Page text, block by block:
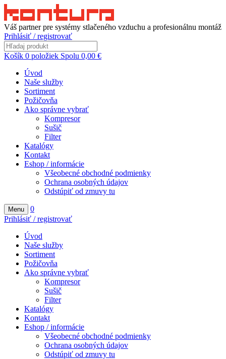
Váš partner pre systémy stlačeného vzduchu a profesionálnu montáž
Prihlásiť / registrovať
Košík 0 položiek Spolu 0,00 €
Úvod
Naše služby
Sortiment
Požičovňa
Ako správne vybrať
Kompresor
Sušič
Filter
Katalógy
Kontakt
Eshop / informácie
Všeobecné obchodné podmienky
Ochrana osobných údajov
Odstúpiť od zmuvy tu
Menu
0
Prihlásiť / registrovať
Úvod
Naše služby
Sortiment
Požičovňa
Ako správne vybrať
Kompresor
Sušič
Filter
Katalógy
Kontakt
Eshop / informácie
Všeobecné obchodné podmienky
Ochrana osobných údajov
Odstúpiť od zmuvy tu